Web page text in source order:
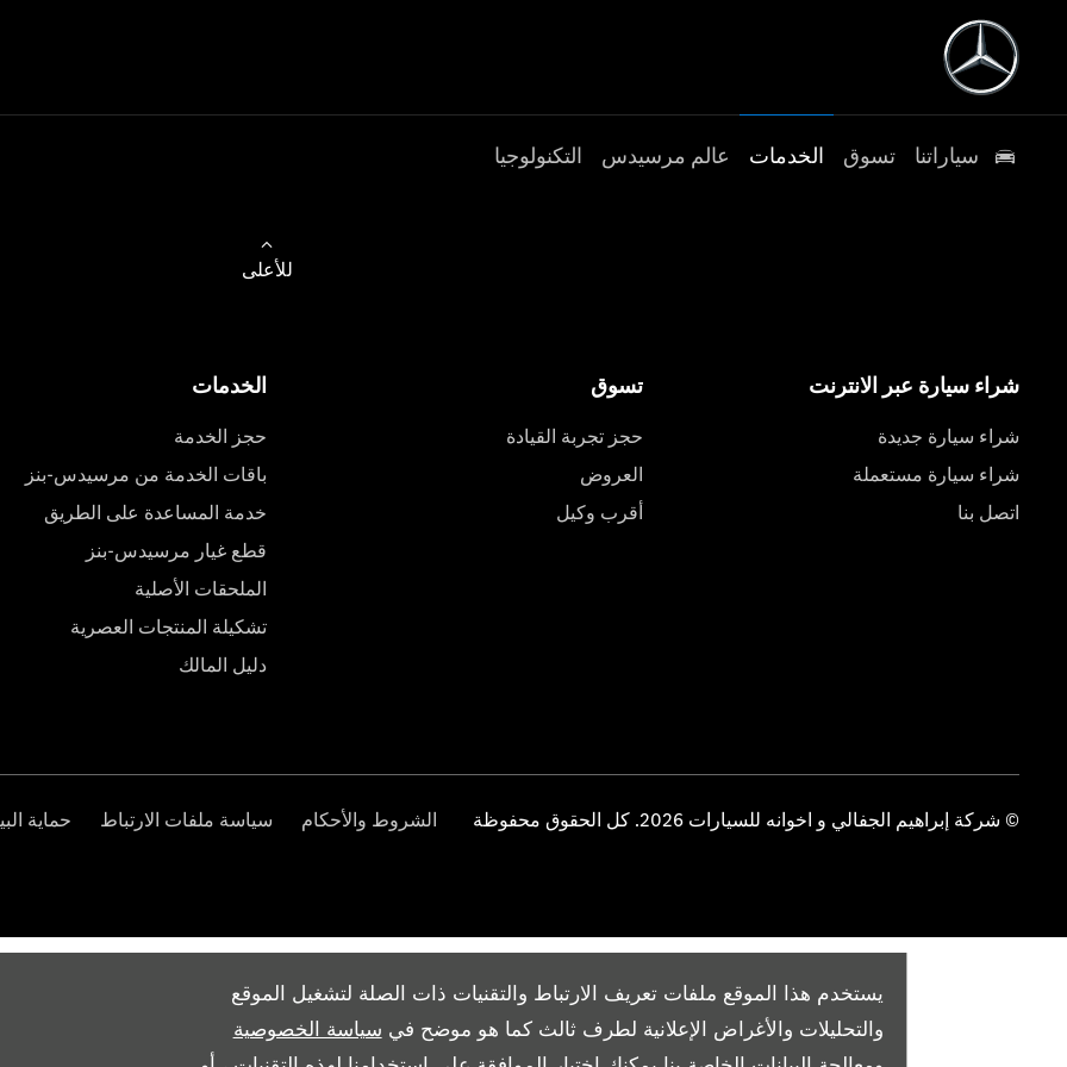
يستخدم هذا الموقع ملفات تعريف الارتباط والتقنيات ذات الصلة لتشغيل الموقع
والتحليلات والأغراض الإعلانية لطرف ثالث كما هو موضح في سياسة الخصوصية
سياراتنا تسوق الخدمات عالم مرسيدس التكنولوجيا
للأعلى
شراء سيارة عبر الانترنت
شراء سيارة جديدة
شراء سيارة مستعملة
اتصل بنا
تسوق
حجز تجربة القيادة
العروض
أقرب وكيل
الخدمات
حجز الخدمة
باقات الخدمة من مرسيدس-بنز
خدمة المساعدة على الطريق
قطع غيار مرسيدس-بنز
الملحقات الأصلية
تشكيلة المنتجات العصرية
دليل المالك
© شركة إبراهيم الجفالي و اخوانه للسيارات 2026. كل الحقوق محفوظة الشروط والأحكام سياسة ملفات الارتباط حماية